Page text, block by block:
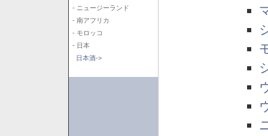
- ニュージーランド
- 南アフリカ
- モロッコ
- 日本
日本酒->